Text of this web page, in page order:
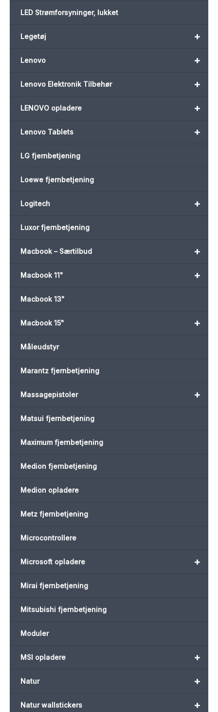
LED Strømforsyninger, lukket
+
Legetøj
+
Lenovo
+
Lenovo Elektronik Tilbehør
+
LENOVO opladere
+
Lenovo Tablets
LG fjernbetjening
Loewe fjernbetjening
+
Logitech
Luxor fjernbetjening
+
Macbook – Særtilbud
+
Macbook 11"
Macbook 13"
+
Macbook 15"
Måleudstyr
Marantz fjernbetjening
+
Massagepistoler
Matsui fjernbetjening
Maximum fjernbetjening
Medion fjernbetjening
Medion opladere
Metz fjernbetjening
Microcontrollere
+
Microsoft opladere
Mirai fjernbetjening
Mitsubishi fjernbetjening
Moduler
+
MSI opladere
+
Natur
+
Natur wallstickers